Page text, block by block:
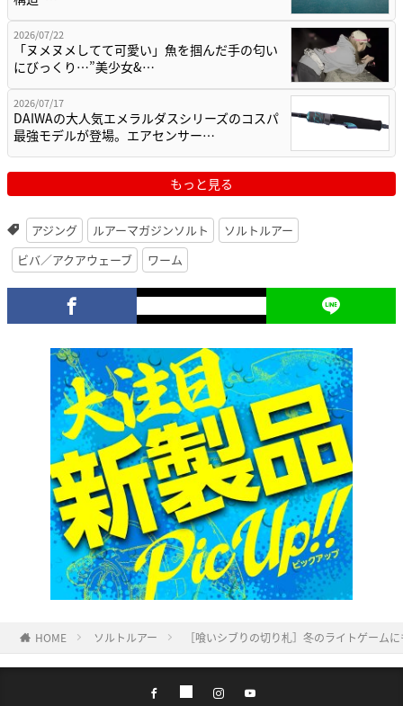
2026/07/22
「ヌメヌメしてて可愛い」魚を掴んだ手の匂い
にびっくり…”美少女&…
2026/07/17
DAIWAの大人気エメラルダスシリーズのコスパ
最強モデルが登場。エアセンサー…
もっと見る
アジング ルアーマガジンソルト
ソルトルアー
ビバ／アクアウェーブ
ワーム
HOME ソルトルアー ［喰いシブりの切り札］冬のライトゲーム